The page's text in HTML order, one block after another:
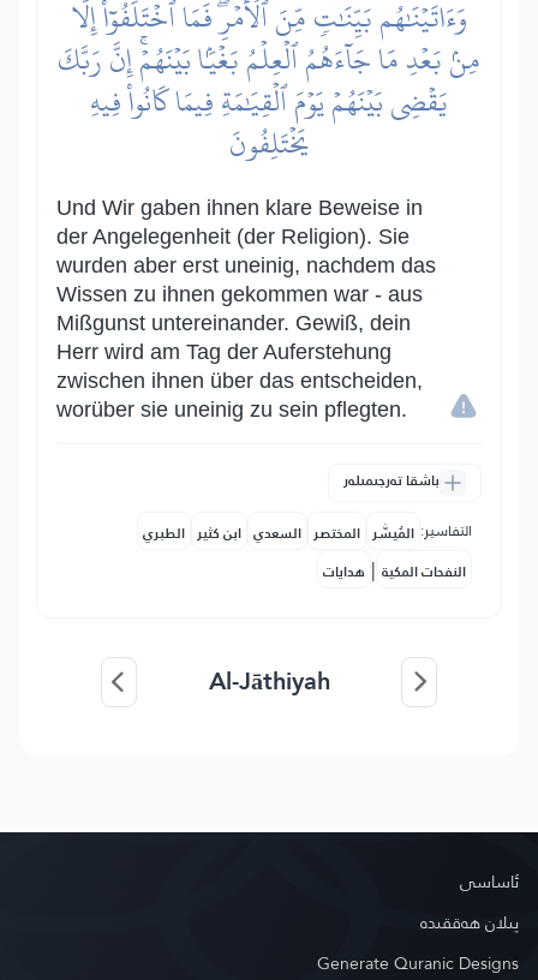
وَءَاتَيۡنَٰهُم بَيِّنَٰتٖ مِّنَ ٱلۡأَمۡرِۖ فَمَا ٱخۡتَلَفُوٓاْ إِلَّا
مِنۢ بَعۡدِ مَا جَآءَهُمُ ٱلۡعِلۡمُ بَغۡيَۢا بَيۡنَهُمۡۚ إِنَّ رَبَّكَ
يَقۡضِي بَيۡنَهُمۡ يَوۡمَ ٱلۡقِيَٰمَةِ فِيمَا كَانُواْ فِيهِ
يَخۡتَلِفُونَ
Und Wir gaben ihnen klare Beweise in
der Angelegenheit (der Religion). Sie
wurden aber erst uneinig, nachdem das
Wissen zu ihnen gekommen war - aus
Mißgunst untereinander. Gewiß, dein
Herr wird am Tag der Auferstehung
zwischen ihnen über das entscheiden,
worüber sie uneinig zu sein pflegten.
باشقا تەرجىمىلەر
التفاسير: المُيسَّر المختصر السعدي ابن كثير الطبري
النفحات المكية | هدايات
Al-Jāthiyah
ئاساسى
پىلان ھەققىدە
Generate Quranic Designs